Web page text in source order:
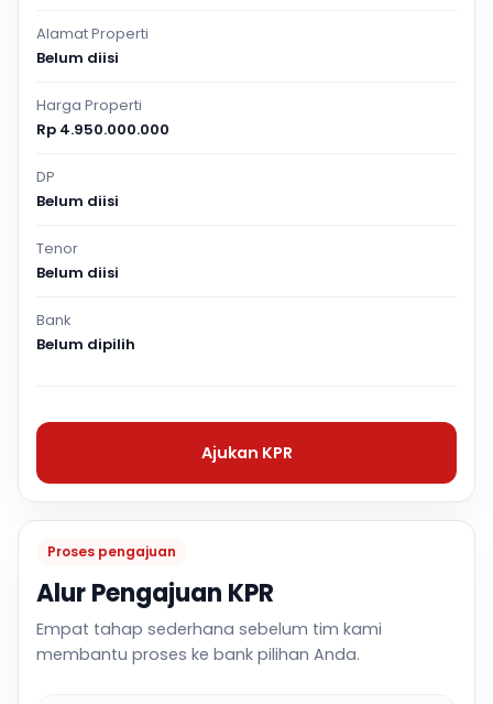
Proses pengajuan
Alur Pengajuan KPR
Empat tahap sederhana sebelum tim kami
membantu proses ke bank pilihan Anda.
Alamat Properti
Belum diisi
Harga Properti
Rp 4.950.000.000
DP
Belum diisi
Tenor
Belum diisi
Bank
Belum dipilih
Ajukan KPR